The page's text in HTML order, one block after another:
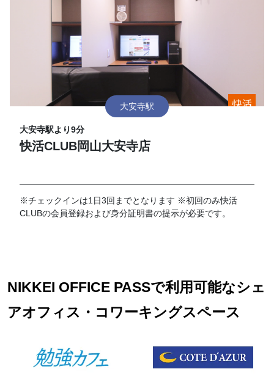
大安寺駅
大安寺駅より9分
快活CLUB岡山大安寺店
※チェックインは1日3回までとなります ※初回のみ快活
CLUBの会員登録および身分証明書の提示が必要です。
NIKKEI OFFICE PASSで利用可能なシェ
アオフィス・コワーキングスペース